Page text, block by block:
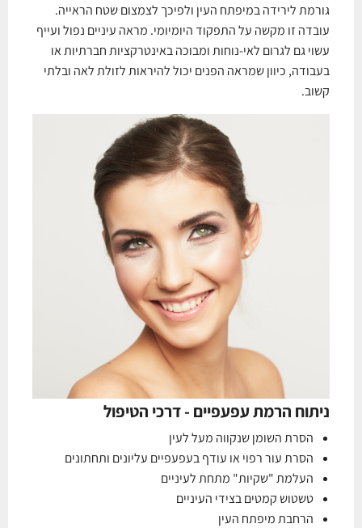
גורמת לירידה במיפתח העין ולפיכך לצמצום שטח הראייה.
עובדה זו מקשה על התפקוד היומיומי. מראה עיניים נפול ועייף
עשוי גם לגרום לאי-נוחות ומבוכה באינטרקציות חברתיות או
בעבודה, כיוון שמראה הפנים יכול להיראות לזולת לאה ובלתי
קשוב.
ניתוח הרמת עפעפיים - דרכי הטיפול
הסרת השומן שנקווה מעל לעין
הסרת עור רפוי או עודף בעפעפיים עליונים ותחתונים
העלמת "שקיות" מתחת לעיניים
טשטוש קמטים בצידי העיניים
הרחבת מיפתח העין